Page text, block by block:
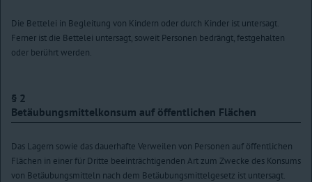
Die Bettelei in Begleitung von Kindern oder durch Kinder ist untersagt.
Ferner ist die Bettelei untersagt, soweit Personen bedrängt, festgehalten
oder berührt werden.
§ 2
Betäubungsmittelkonsum auf öffentlichen Flächen
Das Lagern sowie das dauerhafte Verweilen von Personen auf öffentlichen
Flächen in einer für Dritte beeinträchtigenden Art zum Zwecke des Konsums
von Betäubungsmitteln nach dem Betäubungsmittelgesetz ist untersagt.